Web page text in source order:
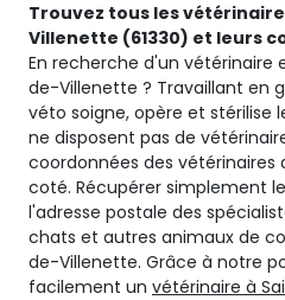
Trouvez tous les
Villenette (61330) et leurs
En recherche d'un vétérinaire
de-Villenette ? Travaillant en
véto soigne, opère et stérilise
ne disposent pas de
coordonnées des vétérinaires
coté. Récupérer simplement
l'adresse postale des
chats et autres animaux de
de-Villenette. Grâce à notre
facilement un vétérinaire à